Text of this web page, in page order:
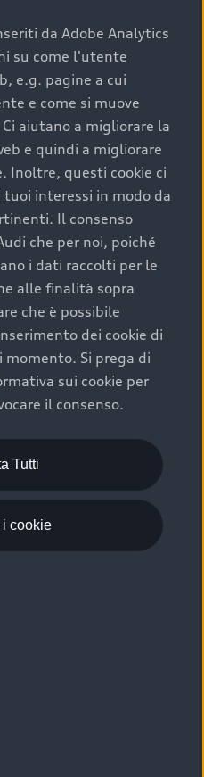
contenuto corrisponde a
e a una maggiore
documentazione
una manutenzione
e degli interni: una
cura e attenzione del
trasmissione e
ottimo stato garantiscono
Concessionaria ufficiale
tramite Audi Prima
ad un prodotto che viene
e coperto da
maggiore tutela del tuo
da Adobe Analytics
su come l'utente
e.g. pagine a cui
e come si muove
aiutano a migliorare la
e quindi a migliorare
Inoltre, questi cookie ci
interessi in modo da
Il consenso
che per noi, poiché
i dati raccolti per le
alle finalità sopra
che è possibile
dei cookie di
Si prega di
sui cookie per
il consenso.
Tutti
cookie